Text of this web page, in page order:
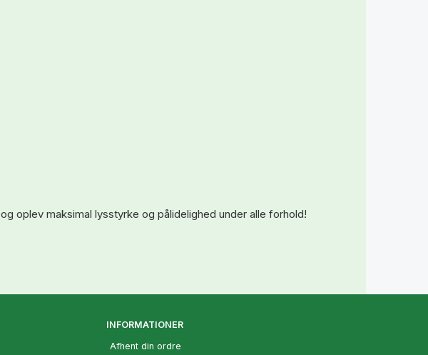
og oplev maksimal lysstyrke og pålidelighed under alle forhold!
INFORMATIONER
Afhent din ordre